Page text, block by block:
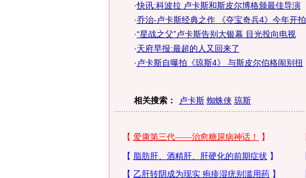
·快讯:科波拉 卢卡斯和斯皮尔博格颁最佳导演
·乔治-卢卡斯经典之作 《夺宝奇兵4》今年开拍
·“星战之父”卢卡斯告别大银幕 目光投向电视
·天府早报:最超的人又回来了
· 卢卡斯自曝拍《琼斯4》 与斯皮尔伯格闹别扭
相关搜索： 卢卡斯 蜘蛛侠 琼斯